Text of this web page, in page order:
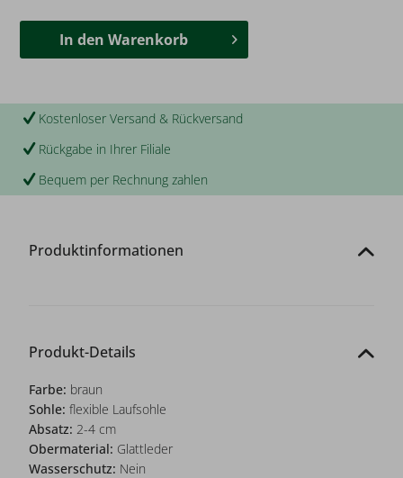
In den Warenkorb
Kostenloser Versand & Rückversand
Rückgabe in Ihrer Filiale
Bequem per Rechnung zahlen
Produktinformationen
Produkt-Details
Farbe: braun
Sohle: flexible Laufsohle
Absatz: 2-4 cm
Obermaterial: Glattleder
Wasserschutz: Nein